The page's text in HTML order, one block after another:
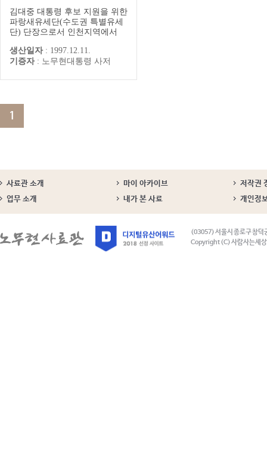
재]
김대중 대통령 후보 지원을 위한
파랑새유세단(수도권 특별유세
단) 단장으로서 인천지역에서
생산일자 : 1997.12.11.
기증자 : 노무현대통령 사저
1
사료관 소개 마이 아카이브
저작권
업무 소개
내가 본 사료 개인정
(03057) 서울시 종로구 창덕
Copyright (C) 사람사는세